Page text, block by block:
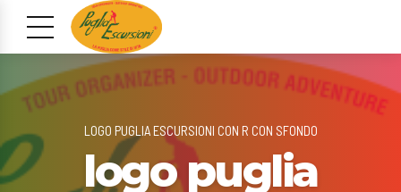
LOGO PUGLIA ESCURSIONI CON R CON SFONDO
logo puglia